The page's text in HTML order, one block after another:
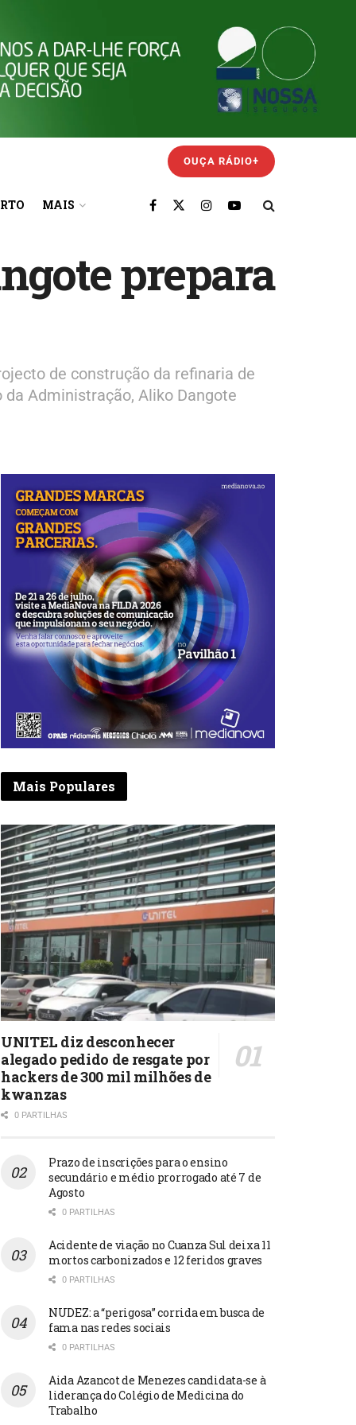
OUÇA RÁDIO+
MAIS
prepara
de construção da refinaria de
Administração, Aliko Dangote
Mais Populares
UNITEL diz desconhecer
alegado pedido de resgate por
hackers de 300 mil milhões de
kwanzas
0 PARTILHAS
Prazo de inscrições para o ensino
secundário e médio prorrogado até 7 de
Agosto
0 PARTILHAS
Acidente de viação no Cuanza Sul deixa 11
mortos carbonizados e 12 feridos graves
0 PARTILHAS
NUDEZ: a “perigosa” corrida em busca de
fama nas redes sociais
0 PARTILHAS
Aida Azancot de Menezes candidata-se à
liderança do Colégio de Medicina do
Trabalho